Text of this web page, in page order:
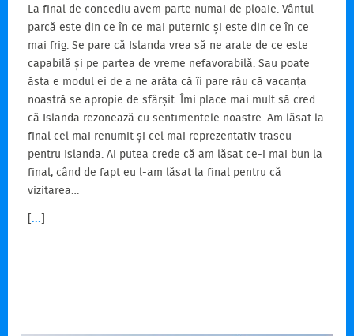
La final de concediu avem parte numai de ploaie. Vântul
parcă este din ce în ce mai puternic și este din ce în ce
mai frig. Se pare că Islanda vrea să ne arate de ce este
capabilă și pe partea de vreme nefavorabilă. Sau poate
ăsta e modul ei de a ne arăta că îi pare rău că vacanța
noastră se apropie de sfârșit. Îmi place mai mult să cred
că Islanda rezonează cu sentimentele noastre. Am lăsat la
final cel mai renumit și cel mai reprezentativ traseu
pentru Islanda. Ai putea crede că am lăsat ce-i mai bun la
final, când de fapt eu l-am lăsat la final pentru că
vizitarea…
[...]